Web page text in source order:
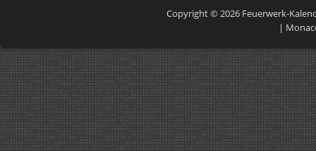
Copyright © 2026 Feuerwerk-
|